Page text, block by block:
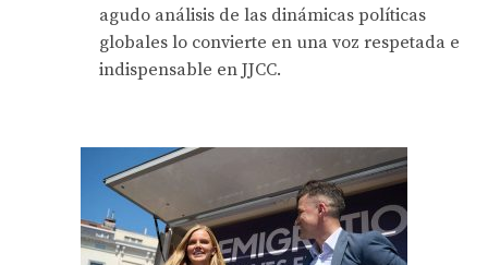
agudo análisis de las dinámicas políticas
globales lo convierte en una voz respetada e
indispensable en JJCC.